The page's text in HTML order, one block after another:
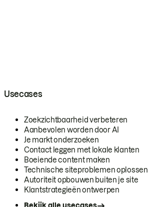
Usecases
Zoekzichtbaarheid verbeteren
Aanbevolen worden door AI
Je markt onderzoeken
Contact leggen met lokale klanten
Boeiende content maken
Technische siteproblemen oplossen
Autoriteit opbouwen buiten je site
Klantstrategieën ontwerpen